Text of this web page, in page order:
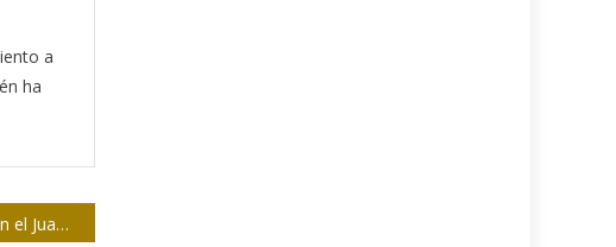
a
ha
Los premiados en el Juan Gualberto Gómez por la Obra del Año 2025